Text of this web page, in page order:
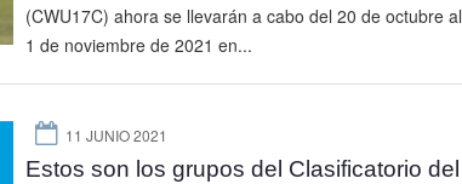
(CWU17C) ahora se llevarán a cabo del 20 de octubre al
1 de noviembre de 2021 en...
11 JUNIO 2021
Estos son los grupos del Clasificatorio del